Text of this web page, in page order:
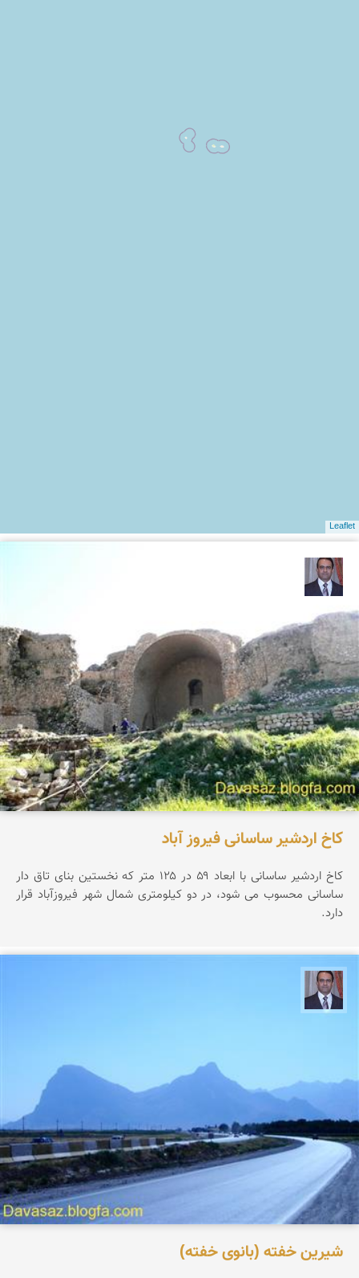
Leaflet
كاخ اردشیر ساسانی فیروز آباد
كاخ اردشیر ساسانی با ابعاد ۵۹ در ۱۲۵ متر كه نخستین بنای تاق دار
ساسانی محسوب می شود، در دو کیلومتری شمال شهر فیروزآباد قرار
دارد.
شیرین خفته (بانوی خفته)